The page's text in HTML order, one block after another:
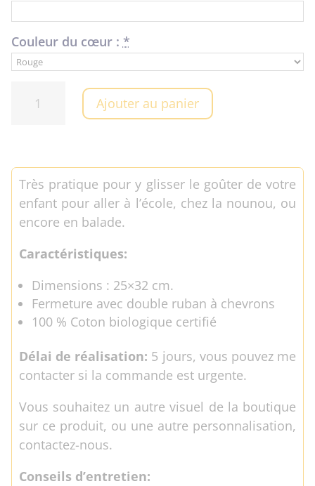
Couleur du cœur : *
goûter
coton
Bio
"Sac
goûter
de..."
Ajouter au panier
Très pratique pour y glisser le goûter de votre
enfant pour aller à l’école, chez la nounou, ou
encore en balade.
Caractéristiques:
Dimensions : 25×32 cm.
Fermeture avec double ruban à chevrons
100 % Coton biologique certifié
Délai de réalisation: 5 jours, vous pouvez me
contacter si la commande est urgente.
Vous souhaitez un autre visuel de la boutique
sur ce produit, ou une autre personnalisation,
contactez-nous.
Conseils d’entretien: